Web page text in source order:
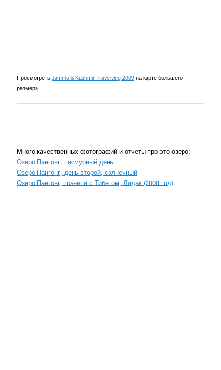
ПросмотретьJammu & Kashmir Traveliving 2009 на карте большего
размера
Много качественных фотографий и отчеты про это озеро:
Озеро Пангонг, пасмурный день
Озеро Пангонг, день второй, солнечный
Озеро Пангонг, граница с Тибетом, Ладак (2008 год)